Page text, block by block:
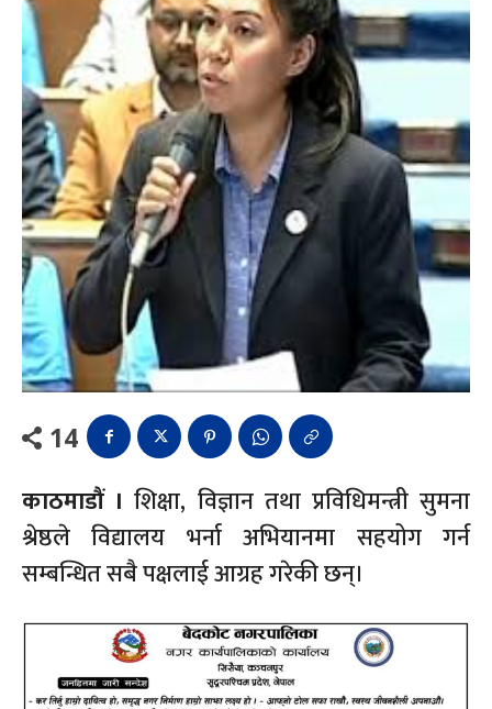
14
काठमाडौं ।शिक्षा, विज्ञान तथा प्रविधिमन्त्री सुमना
श्रेष्ठले विद्यालय भर्ना अभियानमा सहयोग गर्न
सम्बन्धित सबै पक्षलाई आग्रह गरेकी छन्।